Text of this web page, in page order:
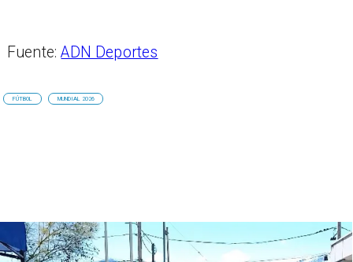
Fuente:ADN Deportes
FÚTBOL MUNDIAL 2026